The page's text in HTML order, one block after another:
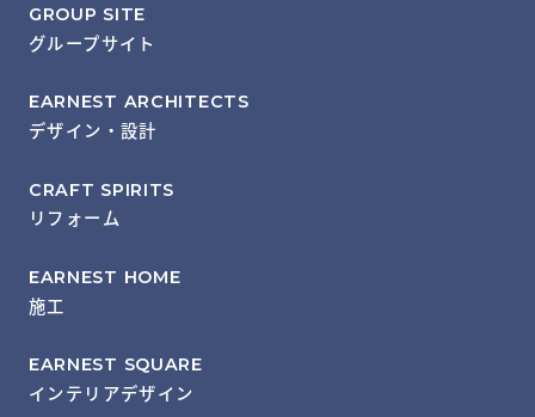
GROUP SITE
グループサイト
EARNEST ARCHITECTS
デザイン・設計
CRAFT SPIRITS
リフォーム
EARNEST HOME
施工
EARNEST SQUARE
インテリアデザイン